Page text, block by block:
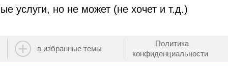
услуги, но не может (не хочет и т.д.)
в избранные темы
Политика
конфиденциальности